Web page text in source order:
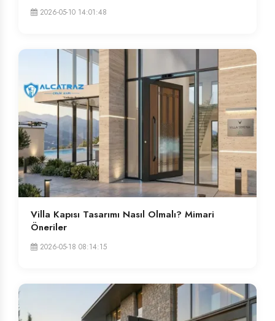
2026-05-10 14:01:48
Villa Kapısı Tasarımı Nasıl Olmalı? Mimari
Öneriler
2026-05-18 08:14:15